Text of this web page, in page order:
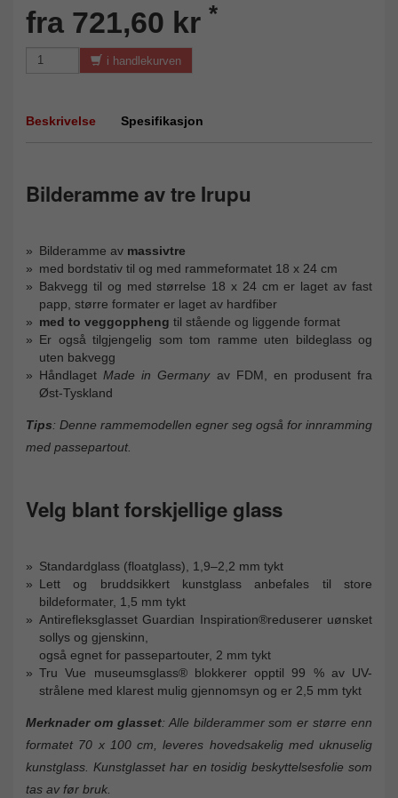
fra 721,60 kr *
i handlekurven
Beskrivelse Spesifikasjon
Bilderamme av tre Irupu
Bilderamme av massivtre
med bordstativ til og med rammeformatet 18 x 24 cm
Bakvegg til og med størrelse 18 x 24 cm er laget av fast
papp, større formater er laget av hardfiber
med to veggoppheng til stående og liggende format
Er også tilgjengelig som tom ramme uten bildeglass og
uten bakvegg
HåndlagetMade in Germanyav FDM, en produsent fra
Øst-Tyskland
Tips: Denne rammemodellen egner seg også for innramming
med passepartout.
Velg blant forskjellige glass
Standardglass (floatglass), 1,9–2,2 mm tykt
Lett og bruddsikkert kunstglass anbefales til store
bildeformater, 1,5 mm tykt
Antirefleksglasset Guardian Inspiration®reduserer uønsket
sollys og gjenskinn,
også egnet for passepartouter, 2 mm tykt
Tru Vue museumsglass® blokkerer opptil 99 % av UV-
strålene med klarest mulig gjennomsyn og er 2,5 mm tykt
Merknader om glasset: Alle bilderammer som er større enn
formatet 70 x 100 cm, leveres hovedsakelig med uknuselig
kunstglass. Kunstglasset har en tosidig beskyttelsesfolie som
tas av før bruk.